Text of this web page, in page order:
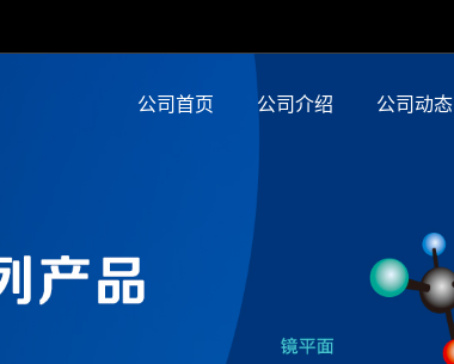
公司首页 公司介绍 公司动态